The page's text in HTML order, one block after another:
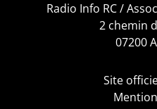
Radio Info RC /
2 chemin
07200
Site